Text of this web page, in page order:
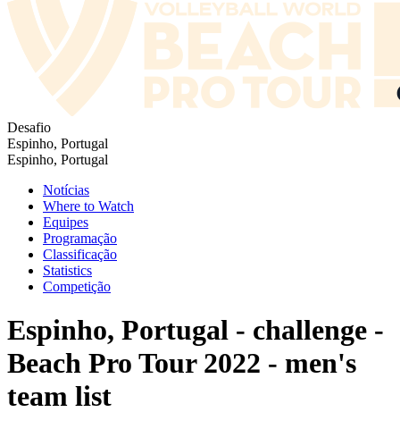
Desafio
Espinho, Portugal
Espinho, Portugal
Notícias
Where to Watch
Equipes
Programação
Classificação
Statistics
Competição
Espinho, Portugal - challenge -
Beach Pro Tour 2022 - men's
team list